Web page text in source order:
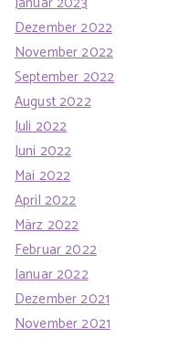
Dezember 2022
November 2022
September 2022
August 2022
Juli 2022
Juni 2022
Mai 2022
April 2022
März 2022
Februar 2022
Januar 2022
Dezember 2021
November 2021